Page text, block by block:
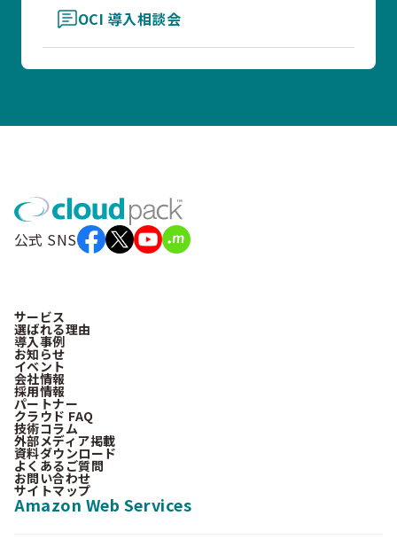
OCI 導入相談会
公式 SNS
サービス
選ばれる理由
導入事例
お知らせ
イベント
会社情報
採用情報
パートナー
クラウド FAQ
技術コラム
外部メディア掲載
資料ダウンロード
よくあるご質問
お問い合わせ
サイトマップ
Amazon Web Services